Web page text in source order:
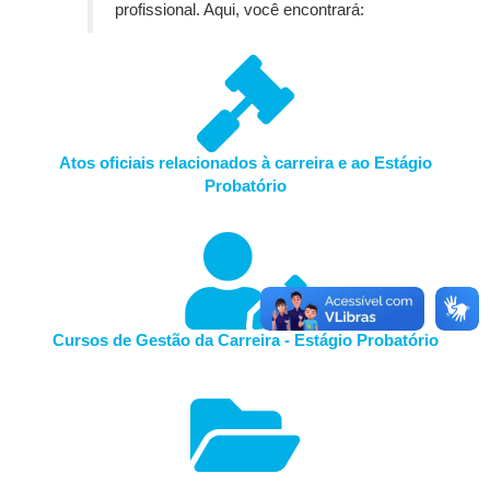
profissional. Aqui, você encontrará:
Atos oficiais relacionados à carreira e ao Estágio
Probatório
Cursos de Gestão da Carreira - Estágio Probatório